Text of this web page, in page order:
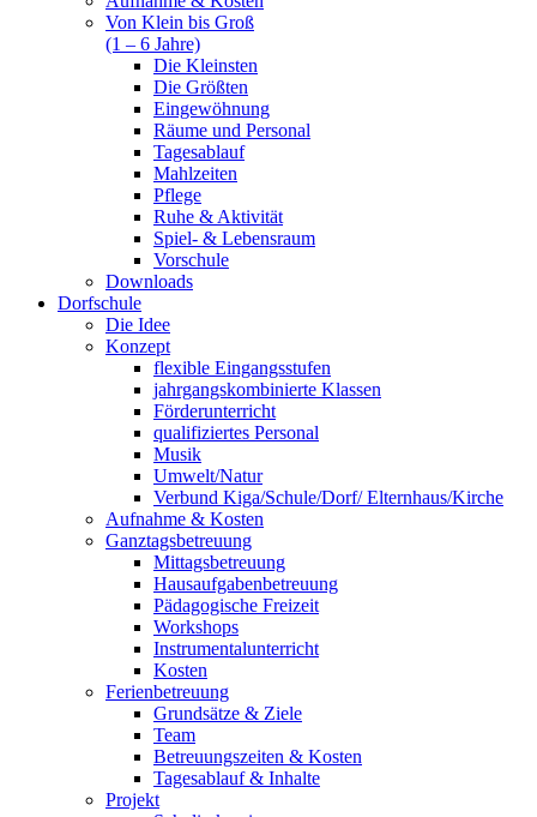
Von Klein bis Groß
(1 – 6 Jahre)
Die Kleinsten
Die Größten
Eingewöhnung
Räume und Personal
Tagesablauf
Mahlzeiten
Pflege
Ruhe & Aktivität
Spiel- & Lebensraum
Vorschule
Downloads
Dorfschule
Die Idee
Konzept
flexible Eingangsstufen
jahrgangskombinierte Klassen
Förderunterricht
qualifiziertes Personal
Musik
Umwelt/Natur
Verbund Kiga/Schule/Dorf/ Elternhaus/Kirche
Aufnahme & Kosten
Ganztagsbetreuung
Mittagsbetreuung
Hausaufgabenbetreuung
Pädagogische Freizeit
Workshops
Instrumentalunterricht
Kosten
Ferienbetreuung
Grundsätze & Ziele
Team
Betreuungszeiten & Kosten
Tagesablauf & Inhalte
Projekt